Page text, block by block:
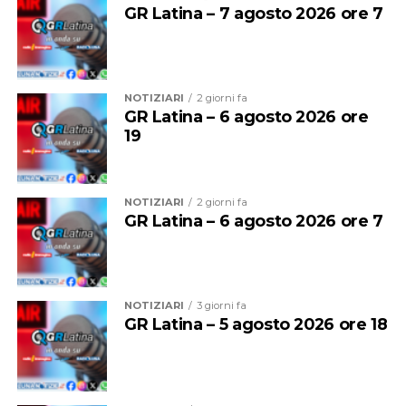
“Cercheremo in tutte le sedi di farci sentire, ma abbiamo
sempre utilizzato gli strumenti di legge. È ovvio che
qualora una situazione del genere dovesse continuare,
aprire le procedure di raffreddamento e conciliazione
sarebbe un passo ipotizzabile”.
GR Latina – 7 agosto 2026 ore 7
NOTIZIARI 2 giorni fa
GR Latina – 6 agosto 2026 ore
19
NOTIZIARI 2 giorni fa
GR Latina – 6 agosto 2026 ore 7
NOTIZIARI 3 giorni fa
GR Latina – 5 agosto 2026 ore 18